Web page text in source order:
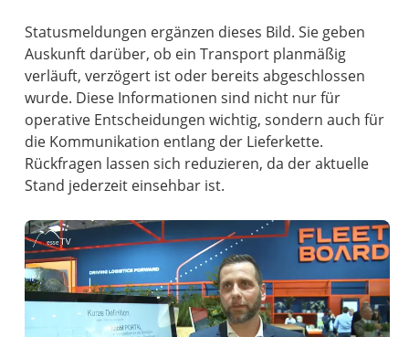
Statusmeldungen ergänzen dieses Bild. Sie geben
Auskunft darüber, ob ein Transport planmäßig
verläuft, verzögert ist oder bereits abgeschlossen
wurde. Diese Informationen sind nicht nur für
operative Entscheidungen wichtig, sondern auch für
die Kommunikation entlang der Lieferkette.
Rückfragen lassen sich reduzieren, da der aktuelle
Stand jederzeit einsehbar ist.